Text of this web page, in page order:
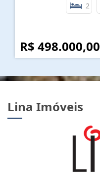
2
R$ 498.000,00
Lina Imóveis